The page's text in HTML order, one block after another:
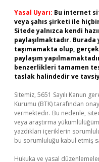
Yasal Uyarı: Bu internet
veya şahıs şirketi ile
Sitede yalnızca kendi
paylaşılmaktadır.
taşımamakta olup,
paylaşım
benzerlikleri tamamen
taslak halindedir ve
Sitemiz, 5651 Sayılı Kanun
Kurumu (BTK) tarafından
vermektedir. Bu nedenle,
veya araştırma
yazdıkları içeriklerin
bu sorumluluğu kabul etmiş
Hukuka ve yasal